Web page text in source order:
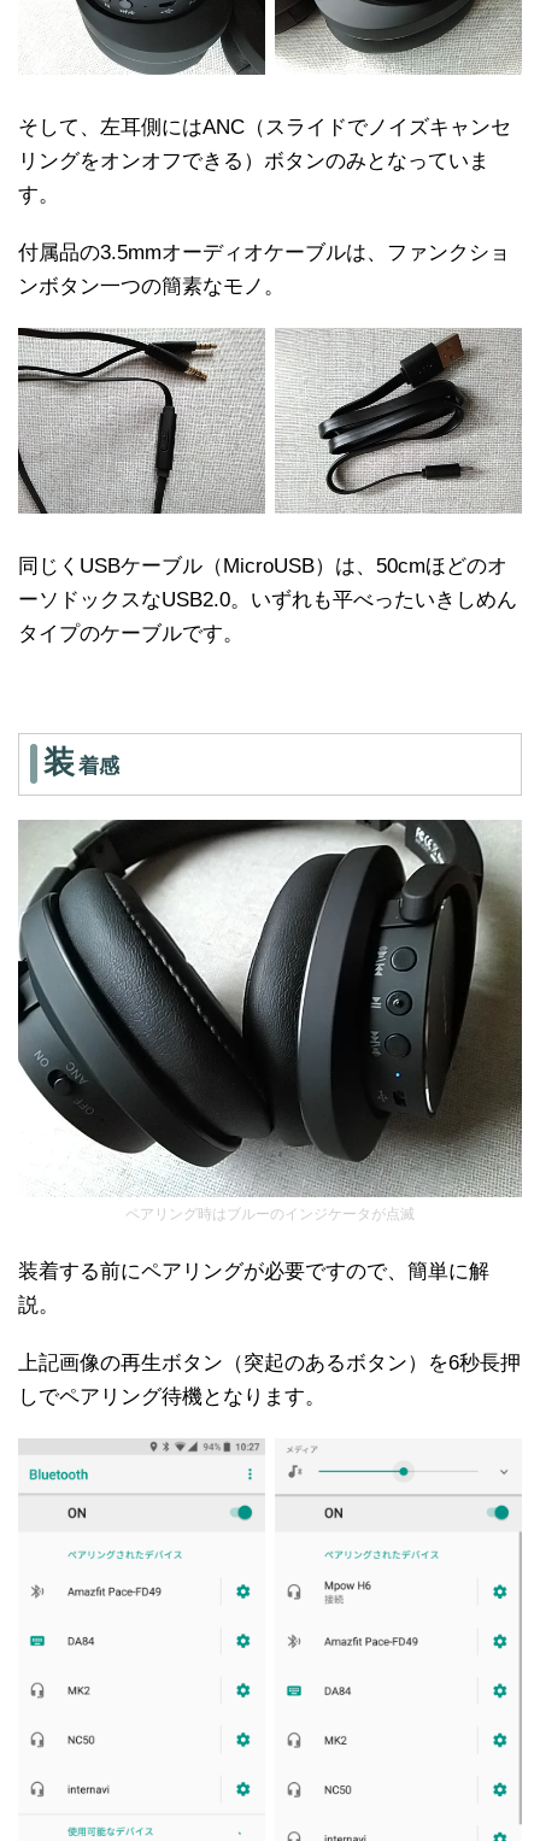
そして、左耳側にはANC（スライドでノイズキャンセ
リングをオンオフできる）ボタンのみとなっていま
す。
付属品の3.5mmオーディオケーブルは、ファンクショ
ンボタン一つの簡素なモノ。
同じくUSBケーブル（MicroUSB）は、50cmほどのオ
ーソドックスなUSB2.0。いずれも平べったいきしめん
タイプのケーブルです。
装 着感
ペアリング時はブルーのインジケータが点滅
装着する前にペアリングが必要ですので、簡単に解
説。
上記画像の再生ボタン（突起のあるボタン）を6秒長押
しでペアリング待機となります。